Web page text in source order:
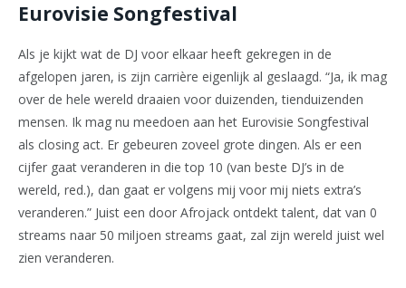
Eurovisie Songfestival
Als je kijkt wat de DJ voor elkaar heeft gekregen in de
afgelopen jaren, is zijn carrière eigenlijk al geslaagd. “Ja, ik mag
over de hele wereld draaien voor duizenden, tienduizenden
mensen. Ik mag nu meedoen aan het Eurovisie Songfestival
als closing act. Er gebeuren zoveel grote dingen. Als er een
cijfer gaat veranderen in die top 10 (van beste DJ’s in de
wereld, red.), dan gaat er volgens mij voor mij niets extra’s
veranderen.” Juist een door Afrojack ontdekt talent, dat van 0
streams naar 50 miljoen streams gaat, zal zijn wereld juist wel
zien veranderen.